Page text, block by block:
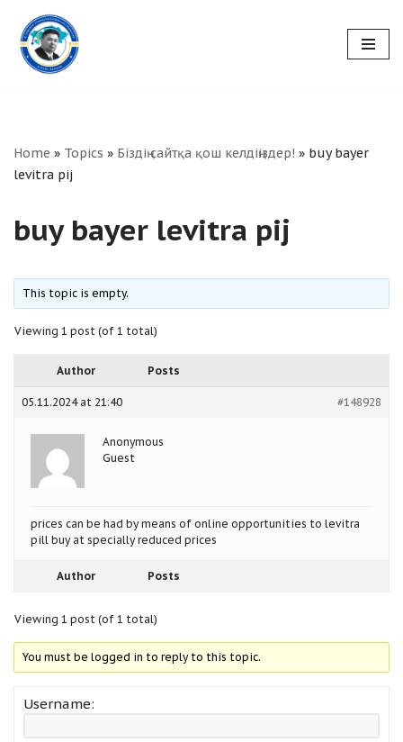
Skip
to
Home » Topics » Біздің сайтқа қош келдіңіздер! » buy bayer
levitra pij
buy bayer levitra pij
This topic is empty.
Viewing 1 post (of 1 total)
Author Posts
05.11.2024 at 21:40 #148928
Anonymous
Guest
prices can be had by means of online opportunities to levitra
pill buy at specially reduced prices
Author Posts
Viewing 1 post (of 1 total)
You must be logged in to reply to this topic.
Username: